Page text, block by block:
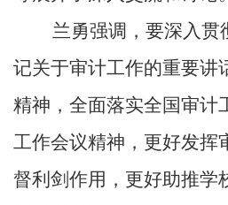
兰勇强调，要深入贯
记关于审计工作的重要讲
精神，全面落实全国审计
工作会议精神，更好发挥
督利剑作用，更好助推学